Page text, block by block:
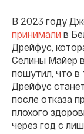
В 2023 году
принимали в
Дрейфус,
Селины Майер
пошутил, что в
Дрейфус
после отказа
плохого
через год с